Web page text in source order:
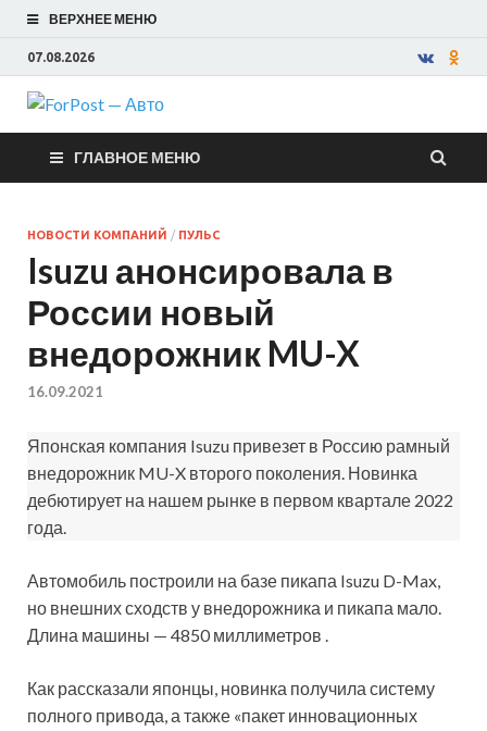
ВЕРХНЕЕ МЕНЮ
07.08.2026
ForPost —
Авто
ГЛАВНОЕ МЕНЮ
НОВОСТИ КОМПАНИЙ / ПУЛЬС
Isuzu анонсировала в
России новый
внедорожник MU-X
16.09.2021
Японская компания Isuzu привезет в Россию рамный
внедорожник MU-X второго поколения. Новинка
дебютирует на нашем рынке в первом квартале 2022
года.
Автомобиль построили на базе пикапа Isuzu D-Max,
но внешних сходств у внедорожника и пикапа мало.
Длина машины — 4850 миллиметров .
Как рассказали японцы, новинка получила систему
полного привода, а также «пакет инновационных